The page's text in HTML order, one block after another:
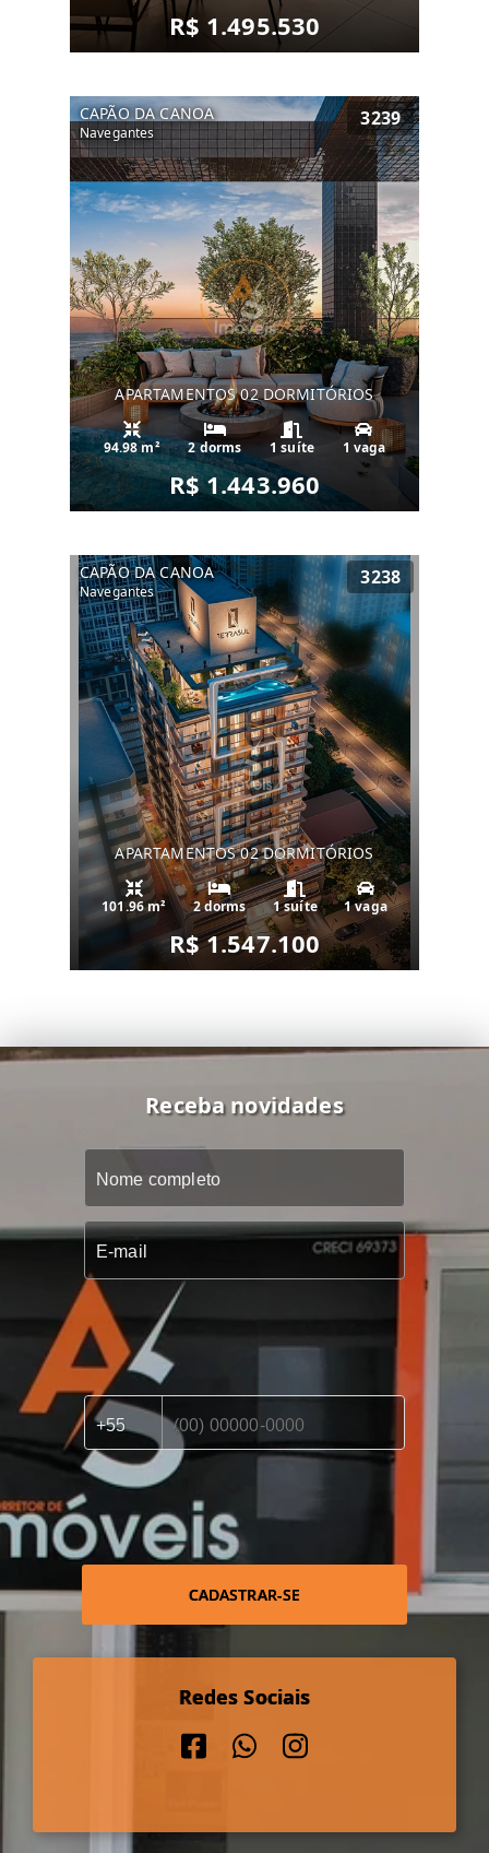
R$ 1.495.530
CAPÃO DA CANOA
Navegantes
3239
APARTAMENTOS 02 DORMITÓRIOS
94.98 m² 2 dorms 1 suíte 1 vaga
R$ 1.443.960
CAPÃO DA CANOA
Navegantes
3238
APARTAMENTOS 02 DORMITÓRIOS
101.96 m² 2 dorms 1 suíte 1 vaga
R$ 1.547.100
Receba novidades
CADASTRAR-SE
Redes Sociais